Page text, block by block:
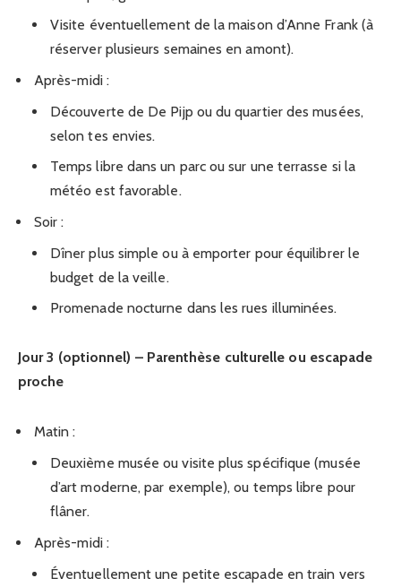
Visite éventuellement de la maison d’Anne Frank (à
réserver plusieurs semaines en amont).
Après-midi :
Découverte de De Pijp ou du quartier des musées,
selon tes envies.
Temps libre dans un parc ou sur une terrasse si la
météo est favorable.
Soir :
Dîner plus simple ou à emporter pour équilibrer le
budget de la veille.
Promenade nocturne dans les rues illuminées.
Jour 3 (optionnel) – Parenthèse culturelle ou escapade
proche
Matin :
Deuxième musée ou visite plus spécifique (musée
d’art moderne, par exemple), ou temps libre pour
flâner.
Après-midi :
Éventuellement une petite escapade en train vers